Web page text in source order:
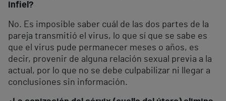
infiel?
No. Es imposible saber cuál de las dos partes de la
pareja transmitió el virus, lo que sí que se sabe es
que el virus pude permanecer meses o años, es
decir, provenir de alguna relación sexual previa a la
actual, por lo que no se debe culpabilizar ni llegar a
conclusiones sin información.